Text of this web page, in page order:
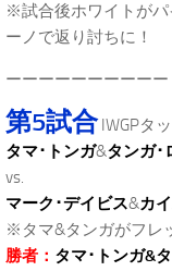
※試合後ホワイトがパ
ーノで返り討ちに！
ーーーーーーーーーー
第5試合IWGPタ
タマ･トンガ&タンガ･
vs.
マーク･デイビス&カ
※タマ&タンガがフレ
勝者： タマ･トンガ&